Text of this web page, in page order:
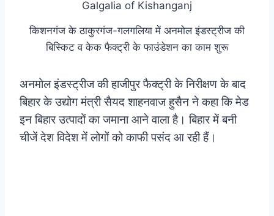
किशनगंज के ठाकुरगंज-गलगलिया में अनमोल इंडस्ट्रीज की
बिस्किट व केक फैक्ट्री के फाउंडेशन का काम शुरू
अनमोल इंडस्ट्रीज की हाजीपुर फैक्ट्री के निरीक्षण के बाद
बिहार के उद्योग मंत्री सैयद शाहनवाज हुसैन ने कहा कि मेड
इन बिहार उत्पादों का जमाना आने वाला है। बिहार में बनी
चीजें देश विदेश में लोगों को काफी पसंद आ रही हैं।